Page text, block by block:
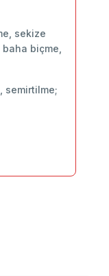
sekize
biçme,
semirtilme;